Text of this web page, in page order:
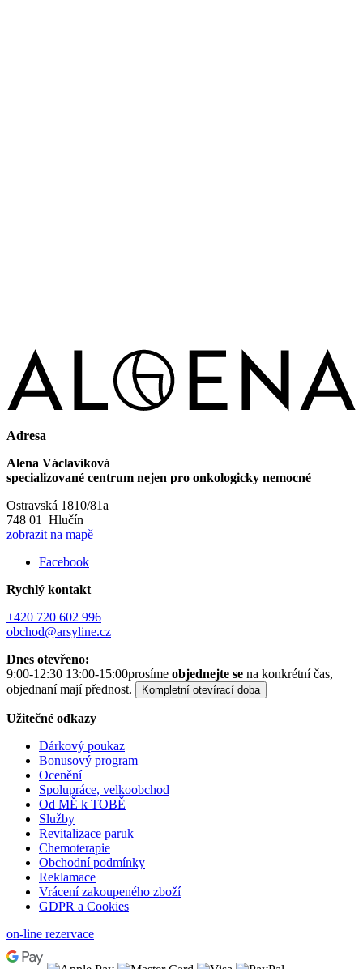
Adresa
Alena Václavíková
specializované centrum nejen pro onkologicky nemocné
Ostravská 1810/81a
748 01 Hlučín
zobrazit na mapě
Facebook
Rychlý kontakt
+420 720 602 996
obchod@arsyline.cz
Dnes otevřeno:
9:00-12:30 13:00-15:00prosíme objednejte se na konkrétní čas,
objednaní mají přednost.
Kompletní otevírací doba
Užitečné odkazy
Dárkový poukaz
Bonusový program
Ocenění
Spolupráce, velkoobchod
Od MĚ k TOBĚ
Služby
Revitalizace paruk
Chemoterapie
Obchodní podmínky
Reklamace
Vrácení zakoupeného zboží
GDPR a Cookies
on-line rezervace